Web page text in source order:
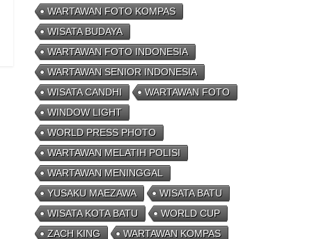
Peluang Creativepreneur Era Digital,
Dapat Jutaan Rupiah Per Bulan Dari Foto
Handphone
04/08/2023 - 09:26 0 Comments
WARTAWAN FOTO KOMPAS
WISATA BUDAYA
WARTAWAN FOTO INDONESIA
WARTAWAN SENIOR INDONESIA
WISATA CANDHI
WARTAWAN FOTO
WINDOW LIGHT
WORLD PRESS PHOTO
WARTAWAN MELATIH POLISI
WARTAWAN MENINGGAL
YUSAKU MAEZAWA
WISATA BATU
WISATA KOTA BATU
WORLD CUP
ZACH KING
WARTAWAN KOMPAS